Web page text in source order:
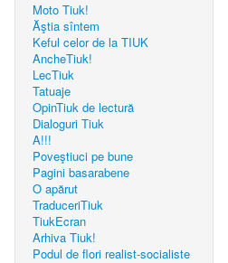
Moto Tiuk!
Ăştia sîntem
Keful celor de la TIUK
AncheTiuk!
LecTiuk
Tatuaje
OpinTiuk de lectură
Dialoguri Tiuk
A!!!
Poveştiuci pe bune
Pagini basarabene
O apărut
TraduceriTiuk
TiukEcran
Arhiva Tiuk!
Podul de flori realist-socialiste